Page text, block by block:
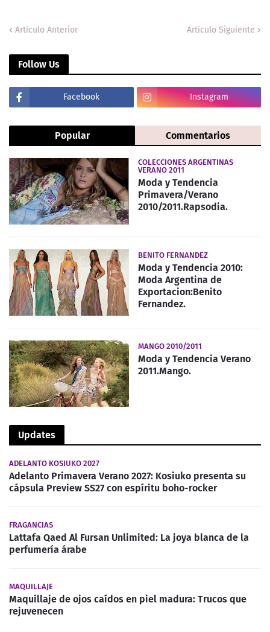
Artículo Anterior Artículo Siguiente
Follow Us
Facebook Instagram
Popular Commentarios
COLECCIONES ARGENTINAS
VERANO 2011
Moda y Tendencia
Primavera/Verano
2010/2011.Rapsodia.
BENITO FERNANDEZ
Moda y Tendencia 2010:
Moda Argentina de
Exportacion:Benito
Fernandez.
MANGO 2010/2011
Moda y Tendencia Verano
2011.Mango.
Updates
ADELANTO KOSIUKO 2027
Adelanto Primavera Verano 2027: Kosiuko presenta su
cápsula Preview SS27 con espíritu boho-rocker
FRAGANCIAS
Lattafa Qaed Al Fursan Unlimited: La joya blanca de la
perfumería árabe
MAQUILLAJE
Maquillaje de ojos caídos en piel madura: Trucos que
rejuvenecen